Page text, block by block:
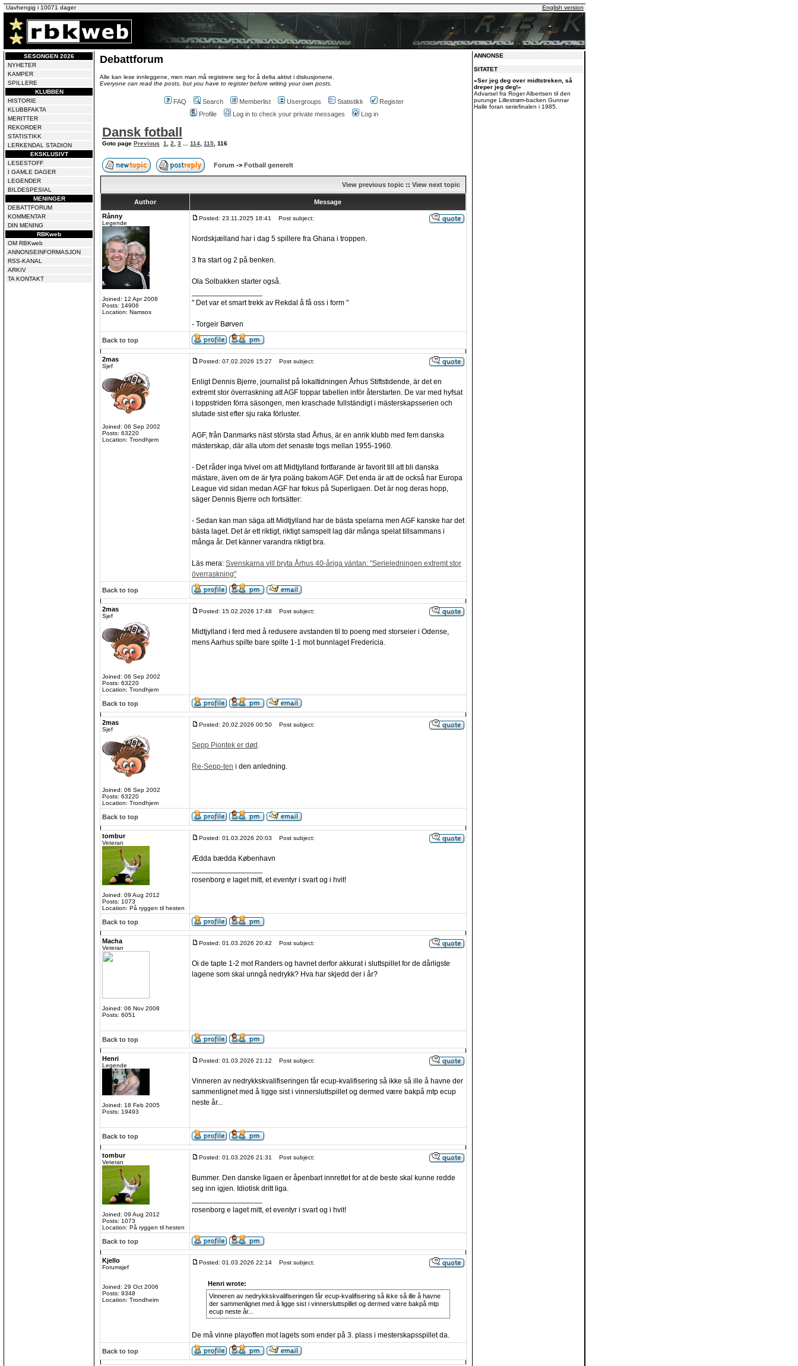
Uavhengig i 10071 dager English version
SESONGEN 2026
NYHETER
KAMPER
SPILLERE
KLUBBEN
HISTORIE
KLUBBFAKTA
MERITTER
REKORDER
STATISTIKK
LERKENDAL STADION
EKSKLUSIVT
LESESTOFF
I GAMLE DAGER
LEGENDER
BILDESPESIAL
MENINGER
DEBATTFORUM
KOMMENTAR
DIN MENING
RBKweb
OM RBKweb
ANNONSEINFORMASJON
RSS-KANAL
ARKIV
TA KONTAKT
Debattforum
Alle kan lese innleggene, men man må registrere seg for å delta aktivt i diskusjonene.
Everyone can read the posts, but you have to register before writing your own posts.
FAQ Search Memberlist Usergroups Statistikk
Register
Profile
Log in to check your private messages Log in
Dansk fotball
Goto page Previous 1 2 3 114 115 116
Forum -> Fotball generelt
View previous topic :: View next topic
Author
Message
Rånny
Legende
Joined: 12 Apr 2008
Posts: 14906
Location: Namsos
Posted: 23.11.2025 18:41 Post subject:
Nordskjælland har i dag 5 spillere fra Ghana i troppen.
3 fra start og 2 på benken.
Ola Solbakken starter også.
" Det var et smart trekk av Rekdal å få oss i form "
- Torgeir Børven
Back to top
2mas
Sjef
Joined: 06 Sep 2002
Posts: 63220
Location: Trondhjem
Posted: 07.02.2026 15:27 Post subject:
Enligt Dennis Bjerre, journalist på lokaltidningen Århus Stiftstidende, är det en
extremt stor överraskning att AGF toppar tabellen inför återstarten. De var med hyfsat
i toppstriden förra säsongen, men kraschade fullständigt i mästerskapsserien och
slutade sist efter sju raka förluster.
AGF, från Danmarks näst största stad Århus, är en anrik klubb med fem danska
mästerskap, där alla utom det senaste togs mellan 1955-1960.
- Det råder inga tvivel om att Midtjylland fortfarande är favorit till att bli danska
mästare, även om de är fyra poäng bakom AGF. Det enda är att de också har Europa
League vid sidan medan AGF har fokus på Superligaen. Det är nog deras hopp,
säger Dennis Bjerre och fortsätter:
- Sedan kan man säga att Midtjylland har de bästa spelarna men AGF kanske har det
bästa laget. Det är ett riktigt, riktigt samspelt lag där många spelat tillsammans i
många år. Det känner varandra riktigt bra.
Läs mera: Svenskarna vill bryta Århus 40-åriga väntan: "Serieledningen extremt stor
överraskning"
Back to top
2mas
Sjef
Joined: 06 Sep 2002
Posts: 63220
Location: Trondhjem
Posted: 15.02.2026 17:48 Post subject:
Midtjylland i ferd med å redusere avstanden til to poeng med storseier i Odense,
mens Aarhus spilte bare spilte 1-1 mot bunnlaget Fredericia.
Back to top
2mas
Sjef
Joined: 06 Sep 2002
Posts: 63220
Location: Trondhjem
Posted: 20.02.2026 00:50 Post subject:
Sepp Piontek er død .
Re-Sepp-ten i den anledning.
Back to top
tombur
Veteran
Joined: 09 Aug 2012
Posts: 1073
Location: På ryggen til hesten
Posted: 01.03.2026 20:03 Post subject:
Ædda bædda København
rosenborg e laget mitt, et eventyr i svart og i hvit!
Back to top
Macha
Veteran
Joined: 06 Nov 2008
Posts: 6051
Posted: 01.03.2026 20:42 Post subject:
Oi de tapte 1-2 mot Randers og havnet derfor akkurat i sluttspillet for de dårligste
lagene som skal unngå nedrykk? Hva har skjedd der i år?
Back to top
Henri
Legende
Joined: 18 Feb 2005
Posts: 19493
Posted: 01.03.2026 21:12 Post subject:
Vinneren av nedrykkskvalifiseringen får ecup-kvalifisering så ikke så ille å havne der
sammenlignet med å ligge sist i vinnersluttspillet og dermed være bakpå mtp ecup
neste år...
Back to top
tombur
Veteran
Joined: 09 Aug 2012
Posts: 1073
Location: På ryggen til hesten
Posted: 01.03.2026 21:31 Post subject:
Bummer. Den danske ligaen er åpenbart innrettet for at de beste skal kunne redde
seg inn igjen. Idiotisk dritt liga.
rosenborg e laget mitt, et eventyr i svart og i hvit!
Back to top
Kjello
Forumsjef
Joined: 29 Oct 2006
Posts: 9348
Location: Trondheim
Posted: 01.03.2026 22:14 Post subject:
Henri wrote:
Vinneren av nedrykkskvalifiseringen får ecup-kvalifisering så ikke så ille å havne
der sammenlignet med å ligge sist i vinnersluttspillet og dermed være bakpå mtp
ecup neste år...
De må vinne playoffen mot lagets som ender på 3. plass i mesterskapsspillet da.
Back to top
ANNONSE
SITATET
«Ser jeg deg over midtstreken, så
dreper jeg deg!»
Advarsel fra Roger Albertsen til den
purunge Lillestrøm-backen Gunnar
Halle foran seriefinalen i 1985.